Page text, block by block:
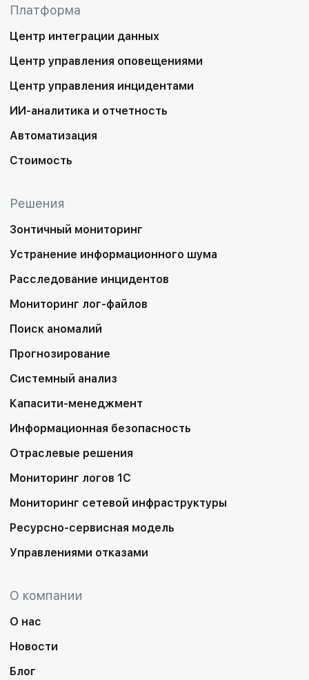
Платформа
Центр интеграции данных
Центр управления оповещениями
Центр управления инцидентами
ИИ-аналитика и отчетность
Автоматизация
Стоимость
Решения
Зонтичный мониторинг
Устранение информационного шума
Расследование инцидентов
Мониторинг лог-файлов
Поиск аномалий
Прогнозирование
Системный анализ
Капасити-менеджмент
Информационная безопасность
Отраслевые решения
Мониторинг логов 1С
Мониторинг сетевой инфраструктуры
Ресурсно-сервисная модель
Управлениями отказами
О компании
О нас
Новости
Блог